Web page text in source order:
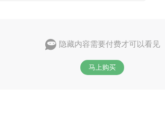
隐藏内容需要付费才可以看见
马上购买